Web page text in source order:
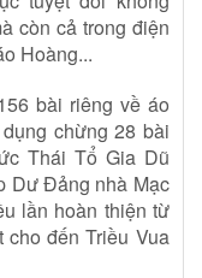
còn cả trong điện
Hoàng...
bài riêng về áo
chừng 28 bài
Thái Tổ Gia Dũ
Dư Đảng nhà Mạc
lần hoàn thiện từ
cho đến Triều Vua